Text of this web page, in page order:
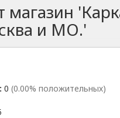
магазин
и МО.'
0 (0.00% положительных)